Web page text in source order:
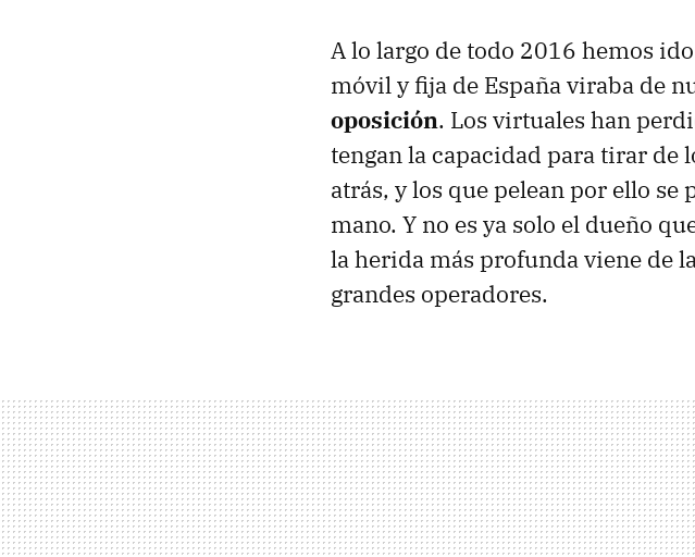
A lo largo de todo 2016 hemos
móvil y fija de España viraba de
oposición. Los virtuales han
tengan la capacidad para tirar de
atrás, y los que pelean por ello se
mano. Y no es ya solo el dueño
la herida más profunda viene de
grandes operadores.